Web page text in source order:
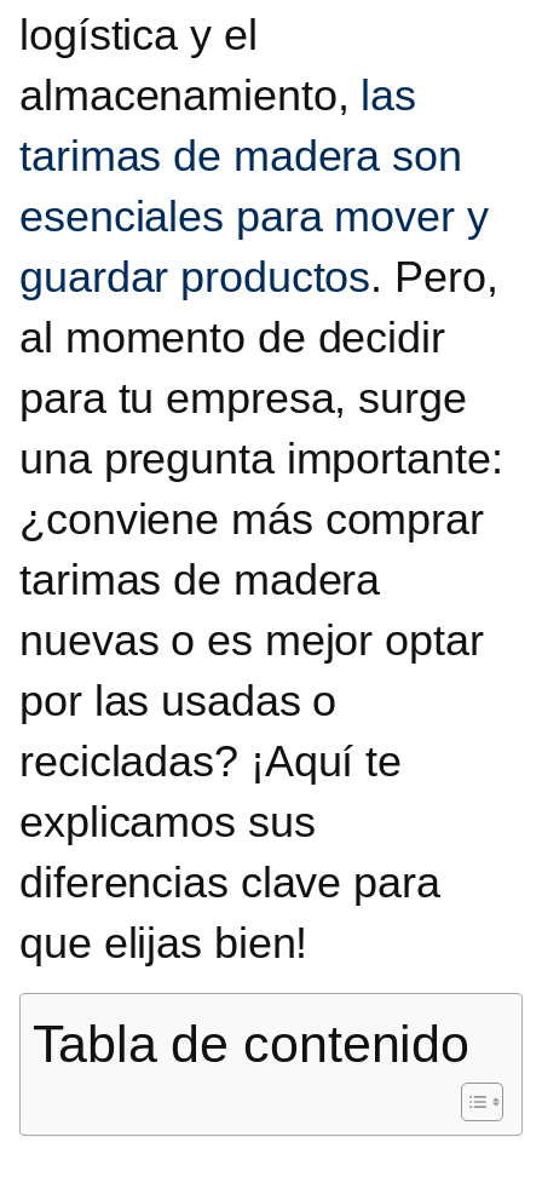
logística y el
almacenamiento, las
tarimas de madera son
esenciales para mover y
guardar productos. Pero,
al momento de decidir
para tu empresa, surge
una pregunta importante:
¿conviene más comprar
tarimas de madera
nuevas o es mejor optar
por las usadas o
recicladas? ¡Aquí te
explicamos sus
diferencias clave para
que elijas bien!
Tabla de contenido